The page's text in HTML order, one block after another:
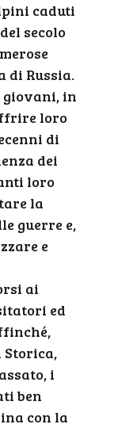
caduti
secolo
di Russia.
giovani, in
loro
di
dei
loro
la
guerre e,
e
ai
ed
i
ben
con la